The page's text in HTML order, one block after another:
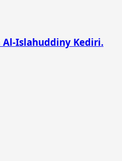
Islahuddiny Kediri.